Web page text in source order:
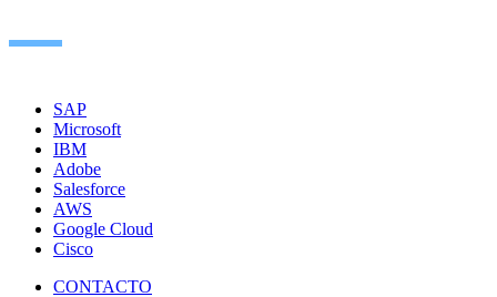
SAP
Microsoft
IBM
Adobe
Salesforce
AWS
Google Cloud
Cisco
CONTACTO